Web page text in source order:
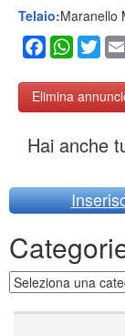
Telaio:Maranello
Facebook
Elimina
Hai anche
Categorie